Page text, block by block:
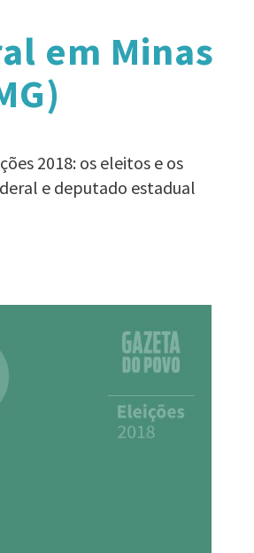
em Minas
2018: os eleitos e os
e deputado estadual